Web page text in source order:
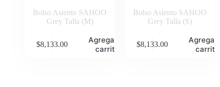
Bolso Asiento SAHOO
Grey Talla (M)
$8,133.00
Agregar al
carrito
Bolso Asiento SAHOO
Grey Talla (S)
$8,133.00
Agregar
carrito